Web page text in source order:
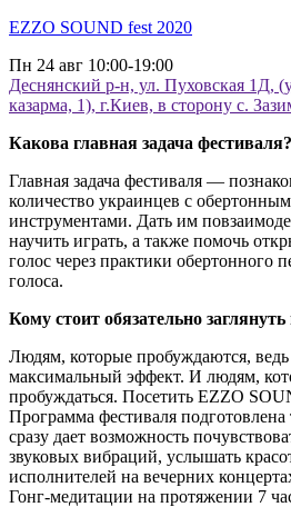
EZZO SOUND fest 2020
Пн 24 авг 10:00-19:00
Деснянский р-н, ул. Пуховская 1Д,
казарма, 1), г.Киев, в сторону с.
Какова главная задача фестиваля?
Главная задача фестиваля —
количество украинцев с
инструментами. Дать им
научить играть, а также помочь
голос через практики обертонного
голоса.
Кому стоит обязательно
Людям, которые пробуждаются,
максимальный эффект. И людям,
пробуждаться. Посетить EZZO
Программа фестиваля
сразу дает возможность
звуковых вибраций, услышать
исполнителей на вечерних
Гонг-медитации на протяжении 7